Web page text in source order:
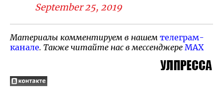
September 25, 2019
Материалы комментируем в нашем телеграм-
канале. Также читайте нас в мессенджере MAX